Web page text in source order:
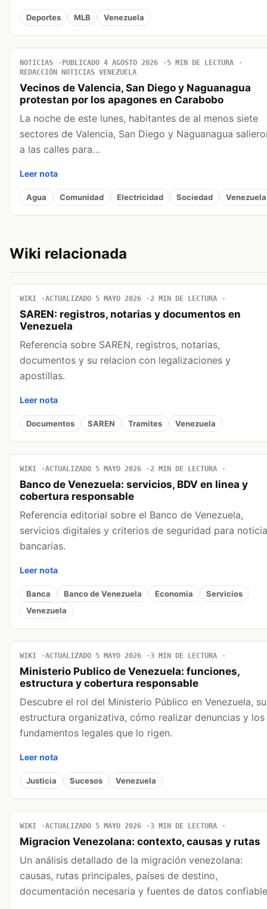
Deportes MLB Venezuela
NOTICIAS PUBLICADO 4 AGOSTO 2026
5 MIN DE LECTURA
REDACCIÓN NOTICIAS VENEZUELA
Vecinos de Valencia, San Diego y Naguanagua
protestan por los apagones en Carabobo
La noche de este lunes, habitantes de al menos siete
sectores de Valencia, San Diego y Naguanagua
a las calles para…
Leer nota
Agua Comunidad Electricidad Sociedad Venezuela
Wiki relacionada
WIKI ACTUALIZADO 5 MAYO 2026 2 MIN DE LECTURA
SAREN: registros, notarias y documentos en
Venezuela
Referencia sobre SAREN, registros, notarias,
documentos y su relacion con legalizaciones y
apostillas.
Leer nota
Documentos SAREN Tramites Venezuela
WIKI ACTUALIZADO 5 MAYO 2026 2 MIN DE LECTURA
Banco de Venezuela: servicios, BDV en linea y
cobertura responsable
Referencia editorial sobre el Banco de Venezuela,
servicios digitales y criterios de seguridad para
bancarias.
Leer nota
Banca Banco de Venezuela Economia
Servicios
Venezuela
WIKI ACTUALIZADO 5 MAYO 2026 3 MIN DE LECTURA
Ministerio Publico de Venezuela: funciones,
estructura y cobertura responsable
Descubre el rol del Ministerio Público en Venezuela, su
estructura organizativa, cómo realizar denuncias y los
fundamentos legales que lo rigen.
Leer nota
Justicia Sucesos Venezuela
WIKI ACTUALIZADO 5 MAYO 2026 3 MIN DE LECTURA
Migracion Venezolana: contexto, causas y rutas
Un análisis detallado de la migración venezolana:
causas, rutas principales, países de destino,
documentación necesaria y fuentes de datos